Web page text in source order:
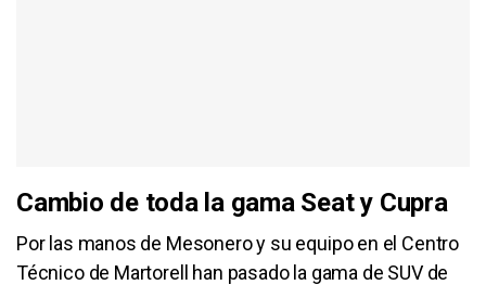
Cambio de toda la gama Seat y Cupra
Por las manos de Mesonero y su equipo en el Centro
Técnico de Martorell han pasado la gama de SUV de